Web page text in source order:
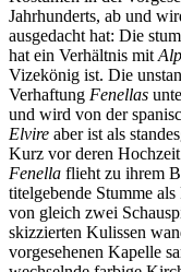
Jahrhunderts, ab und
ausgedacht hat: Die
hat ein Verhältnis mit
Vizekönig ist. Die
Verhaftung Fenellas
und wird von der
Elvire aber ist als
Kurz vor deren
Fenella flieht zu ihrem
titelgebende Stumme
von gleich zwei
skizzierten Kulissen
vorgesehenen Kapelle